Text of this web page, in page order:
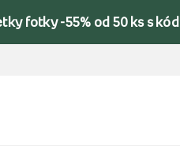
fotky -55% od 50 ks s